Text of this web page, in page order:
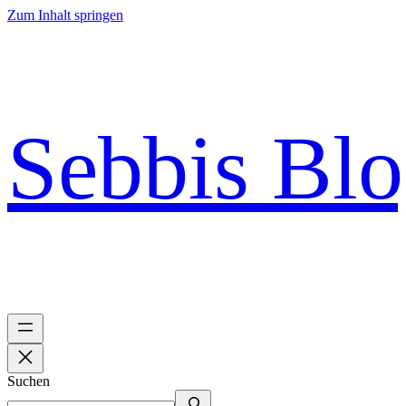
Zum Inhalt springen
Sebbis
Suchen